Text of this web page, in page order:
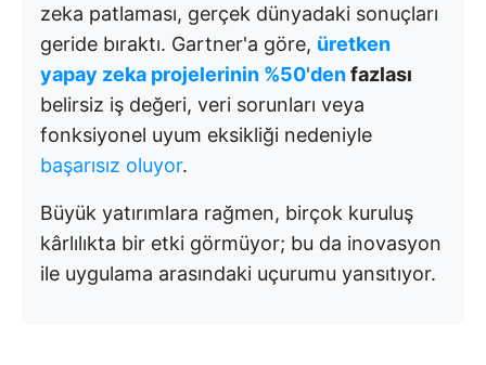
zeka patlaması, gerçek dünyadaki sonuçları
geride bıraktı. Gartner'a göre, üretken
yapay zeka projelerinin %50'denfazlası
belirsiz iş değeri, veri sorunları veya
fonksiyonel uyum eksikliği nedeniyle
başarısız oluyor.
Büyük yatırımlara rağmen, birçok kuruluş
kârlılıkta bir etki görmüyor; bu da inovasyon
ile uygulama arasındaki uçurumu yansıtıyor.